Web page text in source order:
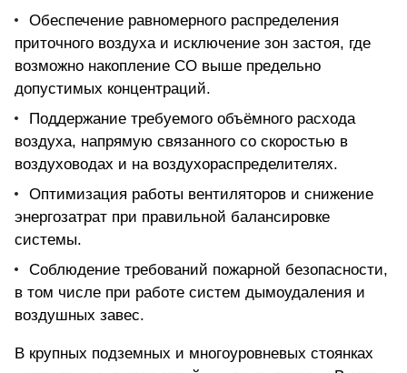
Обеспечение равномерного распределения
приточного воздуха и исключение зон застоя, где
возможно накопление CO выше предельно
допустимых концентраций.
Поддержание требуемого объёмного расхода
воздуха, напрямую связанного со скоростью в
воздуховодах и на воздухораспределителях.
Оптимизация работы вентиляторов и снижение
энергозатрат при правильной балансировке
системы.
Соблюдение требований пожарной безопасности,
в том числе при работе систем дымоудаления и
воздушных завес.
В крупных подземных и многоуровневых стоянках